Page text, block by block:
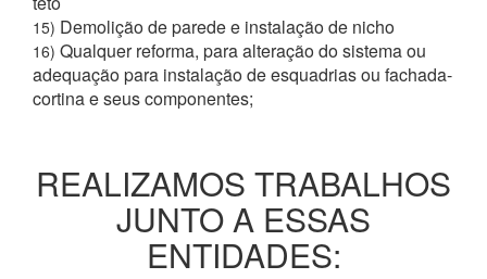
15) Demolição de parede e instalação de nicho
16) Qualquer reforma, para alteração do sistema ou
adequação para instalação de esquadrias ou fachada-
cortina e seus componentes;
REALIZAMOS TRABALHOS
JUNTO A ESSAS
ENTIDADES: